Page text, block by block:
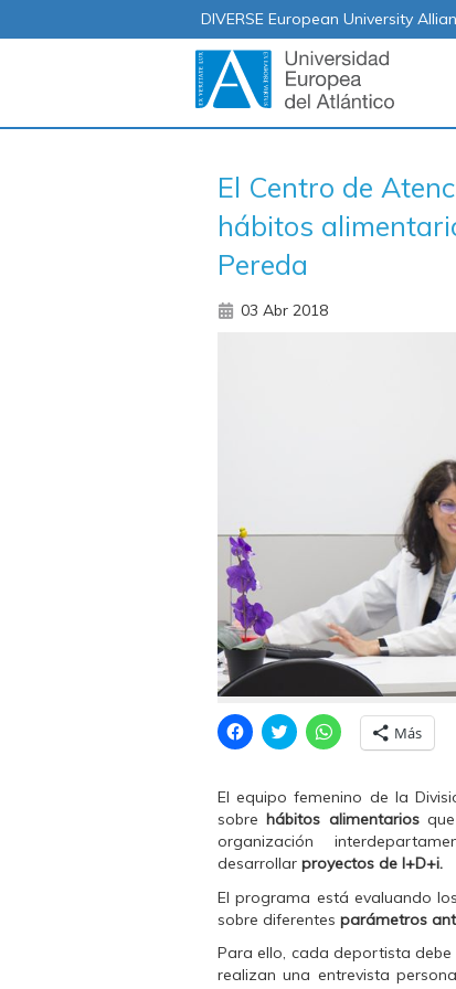
DIVERSE European University
El Centro de
hábitos
Pereda
03 Abr 2018
H
a
i
c
p
a
r
a
o
m
p
r
t
H
a
c
p
a
r
a
o
m
p
r
t
H
a
i
c
p
a
r
a
o
m
p
a
r
t
Más
El equipo femenino de la
sobrehábitos alimentariosque
organización
desarrollar proyectos de I+D+i.
El programa está evaluando
sobre diferentes parámetros
Para ello, cada deportista debe
realizan una entrevista